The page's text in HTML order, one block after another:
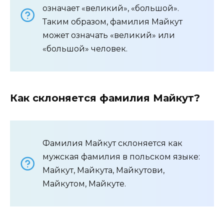
означает «великий», «большой».
Таким образом, фамилия Майкут
может означать «великий» или
«большой» человек.
Как склоняется фамилия Майкут?
Фамилия Майкут склоняется как
мужская фамилия в польском языке:
Майкут, Майкута, Майкутови,
Майкутом, Майкуте.